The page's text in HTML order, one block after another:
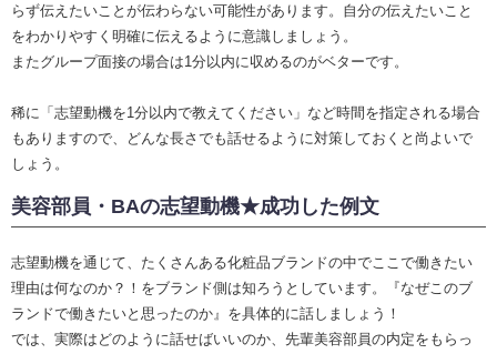
らず伝えたいことが伝わらない可能性があります。自分の伝えたいこと
をわかりやすく明確に伝えるように意識しましょう。
またグループ面接の場合は1分以内に収めるのがベターです。
稀に「志望動機を1分以内で教えてください」など時間を指定される場合
もありますので、どんな長さでも話せるように対策しておくと尚よいで
しょう。
美容部員・BAの志望動機★成功した例文
志望動機を通じて、たくさんある化粧品ブランドの中でここで働きたい
理由は何なのか？！をブランド側は知ろうとしています。『なぜこのブ
ランドで働きたいと思ったのか』を具体的に話しましょう！
では、実際はどのように話せばいいのか、先輩美容部員の内定をもらっ